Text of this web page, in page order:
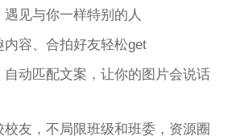
见与你一样特别的人
容、合拍好友轻松get
动匹配文案，让你的图片会说话
友，不局限班级和班委，资源圈